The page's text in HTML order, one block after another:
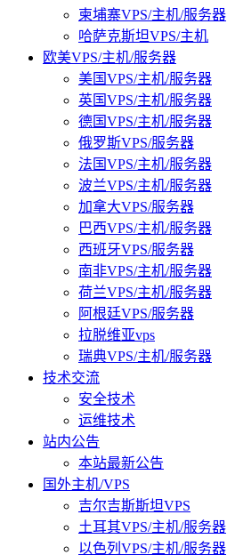
柬埔寨VPS/主机/服务器
哈萨克斯坦VPS/主机
欧美VPS/主机/服务器
美国VPS/主机/服务器
英国VPS/主机/服务器
德国VPS/主机/服务器
俄罗斯VPS/服务器
法国VPS/主机/服务器
波兰VPS/主机/服务器
加拿大VPS/服务器
巴西VPS/主机/服务器
西班牙VPS/服务器
南非VPS/主机/服务器
荷兰VPS/主机/服务器
阿根廷VPS/服务器
拉脱维亚vps
瑞典VPS/主机/服务器
技术交流
安全技术
运维技术
站内公告
本站最新公告
国外主机/VPS
吉尔吉斯斯坦VPS
土耳其VPS/主机/服务器
以色列VPS/主机/服务器